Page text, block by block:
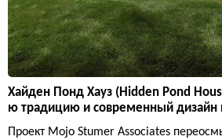
Хайден Понд Хауз (Hidden Pond
ю традицию и современный дизайн
Проект Mojo Stumer Associates